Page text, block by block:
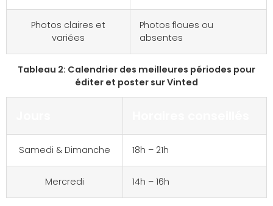
Photos claires et
variées
Photos floues ou
absentes
Tableau 2: Calendrier des meilleures périodes pour
éditer et poster sur Vinted
Samedi & Dimanche 18h – 21h
Mercredi 14h – 16h